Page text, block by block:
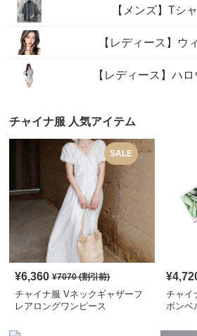
【メンズ】Tシ
【レディース】ウ
【レディース】ハ
チャイナ服 人気アイテム
SALE
¥6,360 ¥7070(割引前)
チャイナ服 Vネックギャザーフ
レアロングワンピース
¥
チャイ
ボンベ